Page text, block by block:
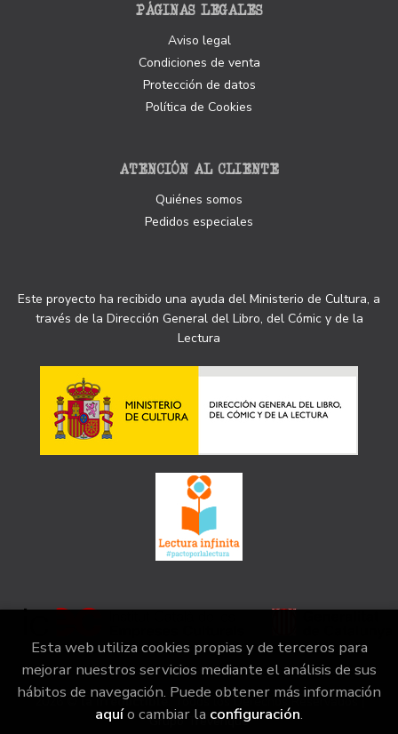
PÁGINAS LEGALES
Aviso legal
Condiciones de venta
Protección de datos
Política de Cookies
ATENCIÓN AL CLIENTE
Quiénes somos
Pedidos especiales
Este proyecto ha recibido una ayuda del Ministerio de Cultura, a
través de la Dirección General del Libro, del Cómic y de la
Lectura
2026 ©la irreductible . Todos los Derechos Reservados |
Grupo Trevenque
Esta web utiliza cookies propias y de terceros para
mejorar nuestros servicios mediante el análisis de sus
hábitos de navegación. Puede obtener más información
aquío cambiar la configuración.